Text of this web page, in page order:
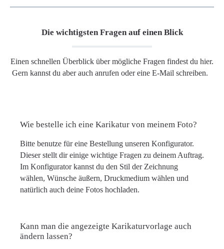
Die wichtigsten Fragen auf einen Blick
Einen schnellen Überblick über mögliche Fragen findest du hier.
Gern kannst du aber auch anrufen oder eine E-Mail schreiben.
Wie bestelle ich eine Karikatur von meinem Foto?
Bitte benutze für eine Bestellung unseren Konfigurator.
Dieser stellt dir einige wichtige Fragen zu deinem Auftrag.
Im Konfigurator kannst du den Stil der Zeichnung
wählen, Wünsche äußern, Druckmedium wählen und
natürlich auch deine Fotos hochladen.
Kann man die angezeigte Karikaturvorlage auch
ändern lassen?